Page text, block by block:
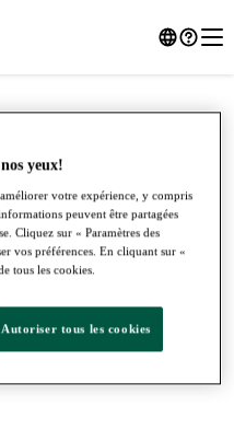
●
yeux!
votre expérience, y compris
peuvent être partagées
Cliquez sur « Paramètres des
vos préférences. En cliquant sur «
tous les cookies.
Autoriser tous les cookies